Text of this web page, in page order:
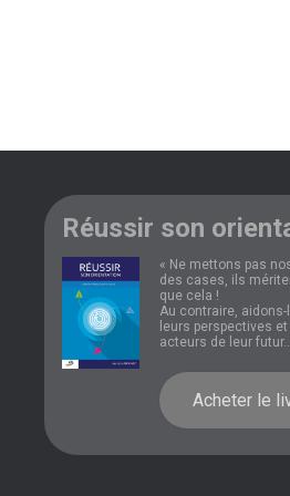
Réussir son
« Ne mettons pas
des cases, ils
que cela !
Au contraire,
leurs perspectives
acteurs de leur
Acheter le